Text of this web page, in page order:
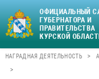
ОФИЦИАЛЬНЫЙ
ГУБЕРНАТОРА И
ПРАВИТЕЛЬСТВА
КУРСКОЙ
НАГРАДНАЯ ДЕЯТЕЛЬНОСТЬ >
>